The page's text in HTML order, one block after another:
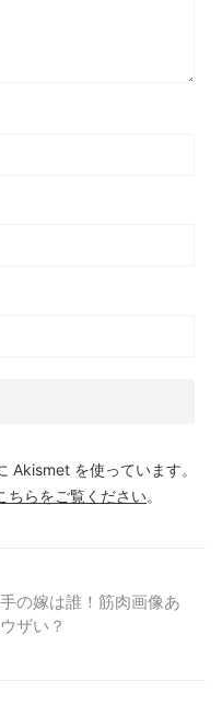
Akismet を使っています。
ちらをご覧ください。
の嫁は誰！筋肉画像あ
ザい？